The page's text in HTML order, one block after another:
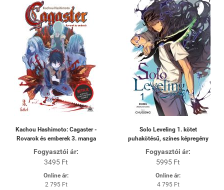
Kachou Hashimoto: Cagaster -
Rovarok és emberek 3. manga
Fogyasztói ár:
3495 Ft
Online ár:
2 795 Ft
Solo Leveling 1. kötet
puhakötésű, színes képregény
Fogyasztói ár:
5995 Ft
Online ár:
4 795 Ft